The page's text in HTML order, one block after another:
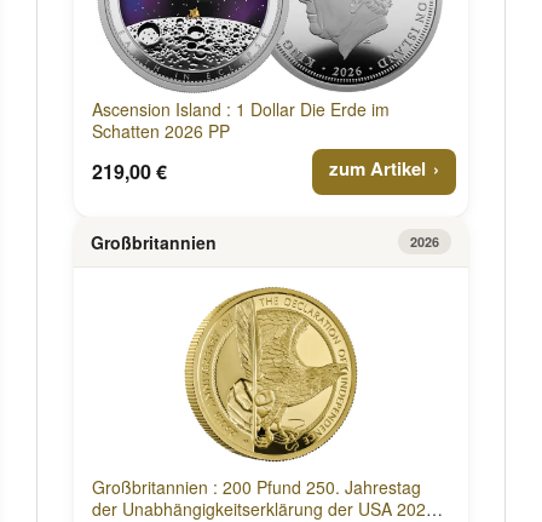
Ascension Island : 1 Dollar Die Erde im
Schatten 2026 PP
219,00 € zum Artikel
Großbritannien 2026
Großbritannien : 200 Pfund 250. Jahrestag
der Unabhängigkeitserklärung der USA 2026